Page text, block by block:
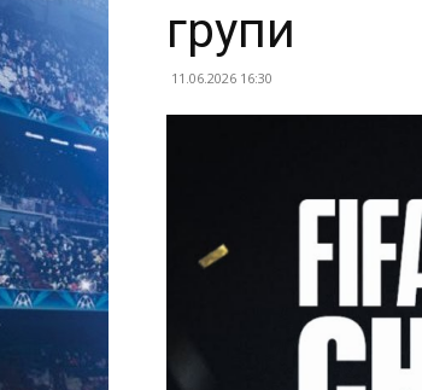
групи
11.06.2026 16:30